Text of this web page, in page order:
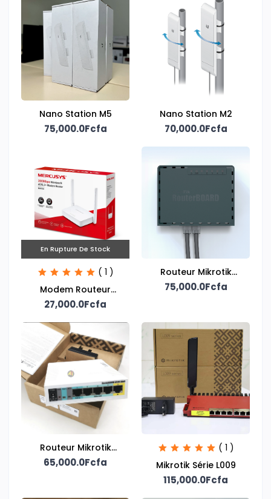
Nano Station M5
75,000.0Fcfa
Nano Station M2
70,000.0Fcfa
En Rupture De Stock
( 1 )
Modem Routeur
ADSL2+ WiFi N 300
27,000.0Fcfa
Routeur Mikrotik
RB760
75,000.0Fcfa
Routeur Mikrotik
RB951 ui-2 HND
65,000.0Fcfa
( 1 )
Mikrotik Série L009
115,000.0Fcfa